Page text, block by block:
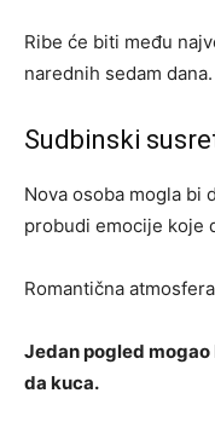
Ribe će biti među
narednih sedam dana.
Sudbinski
Nova osoba mogla bi
probudi emocije koje
Romantična
Jedan pogled
da kuca.